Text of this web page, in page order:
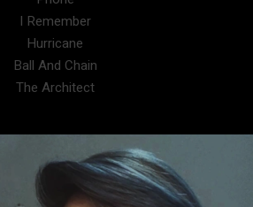
I Remember
Hurricane
Ball And Chain
The Architect